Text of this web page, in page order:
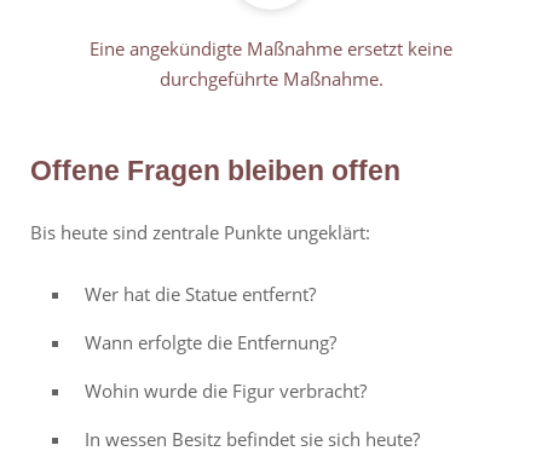
Eine angekündigte Maßnahme ersetzt keine
durchgeführte Maßnahme.
Offene Fragen bleiben offen
Bis heute sind zentrale Punkte ungeklärt:
Wer hat die Statue entfernt?
Wann erfolgte die Entfernung?
Wohin wurde die Figur verbracht?
In wessen Besitz befindet sie sich heute?